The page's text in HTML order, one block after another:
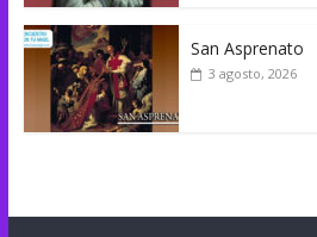
San Asprenato
3 agosto, 2026